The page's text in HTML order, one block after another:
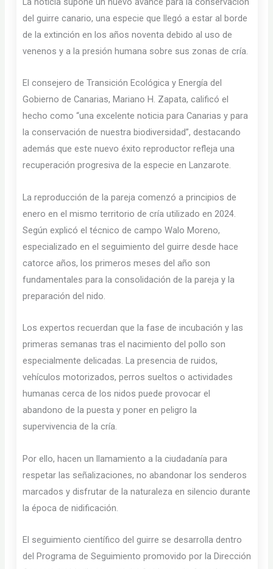
del guirre canario, una especie que llegó a estar al borde
de la extinción en los años noventa debido al uso de
venenos y a la presión humana sobre sus zonas de cría.
El consejero de Transición Ecológica y Energía del
Gobierno de Canarias, Mariano H. Zapata, calificó el
hecho como “una excelente noticia para Canarias y para
la conservación de nuestra biodiversidad”, destacando
además que este nuevo éxito reproductor refleja una
recuperación progresiva de la especie en Lanzarote.
La reproducción de la pareja comenzó a principios de
enero en el mismo territorio de cría utilizado en 2024.
Según explicó el técnico de campo Walo Moreno,
especializado en el seguimiento del guirre desde hace
catorce años, los primeros meses del año son
fundamentales para la consolidación de la pareja y la
preparación del nido.
Los expertos recuerdan que la fase de incubación y las
primeras semanas tras el nacimiento del pollo son
especialmente delicadas. La presencia de ruidos,
vehículos motorizados, perros sueltos o actividades
humanas cerca de los nidos puede provocar el
abandono de la puesta y poner en peligro la
supervivencia de la cría.
Por ello, hacen un llamamiento a la ciudadanía para
respetar las señalizaciones, no abandonar los senderos
marcados y disfrutar de la naturaleza en silencio durante
la época de nidificación.
El seguimiento científico del guirre se desarrolla dentro
del Programa de Seguimiento promovido por la Dirección